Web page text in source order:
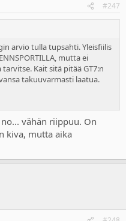
#247
arvio tulla tupsahti. Yleisfiilis
mutta ei
Kait sitä pitää GT7:n
takuuvarmasti laatua.
vähän riippuu. On
kiva, mutta aika